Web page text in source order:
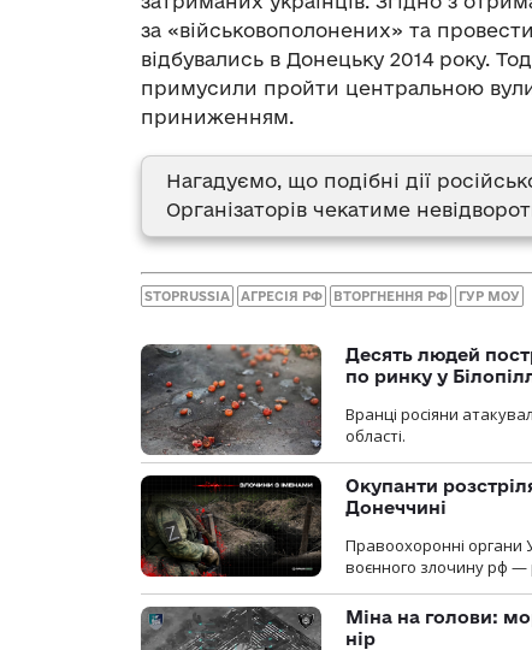
за «військовополонених» та
відбувались в Донецьку 2014 року.
примусили пройти центральною
приниженням.
Нагадуємо, що подібні дії
Організаторів чекатиме
STOPRUSSIA АГРЕСІЯ РФ ВТОРГНЕННЯ РФ ГУР МОУ
Десять людей
по ринку у
Вранці росіяни
області.
Окупанти
Донеччині
Правоохоронні органи
воєнного злочину рф —
Міна на голови:
нір